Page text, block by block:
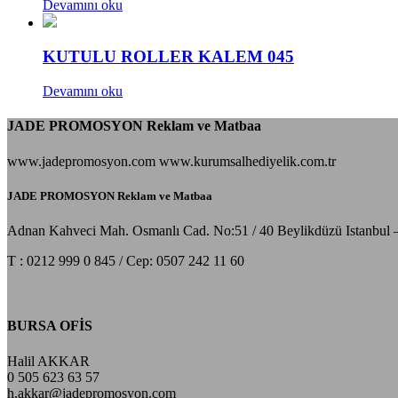
Devamını oku
KUTULU ROLLER KALEM 045
Devamını oku
JADE PROMOSYON Reklam ve Matbaa
www.jadepromosyon.com www.kurumsalhediyelik.com.tr
JADE PROMOSYON Reklam ve Matbaa
Adnan Kahveci Mah. Osmanlı Cad. No:51 / 40 Beylikdüzü Istanbul
T : 0212 999 0 845 / Cep: 0507 242 11 60
BURSA OFİS
Halil AKKAR
0 505 623 63 57
h.akkar@jadepromosyon.com